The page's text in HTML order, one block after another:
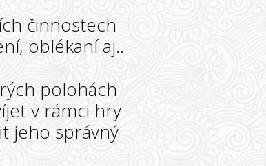
činnostech
oblékaní aj..
polohách
v rámci hry
jeho správný